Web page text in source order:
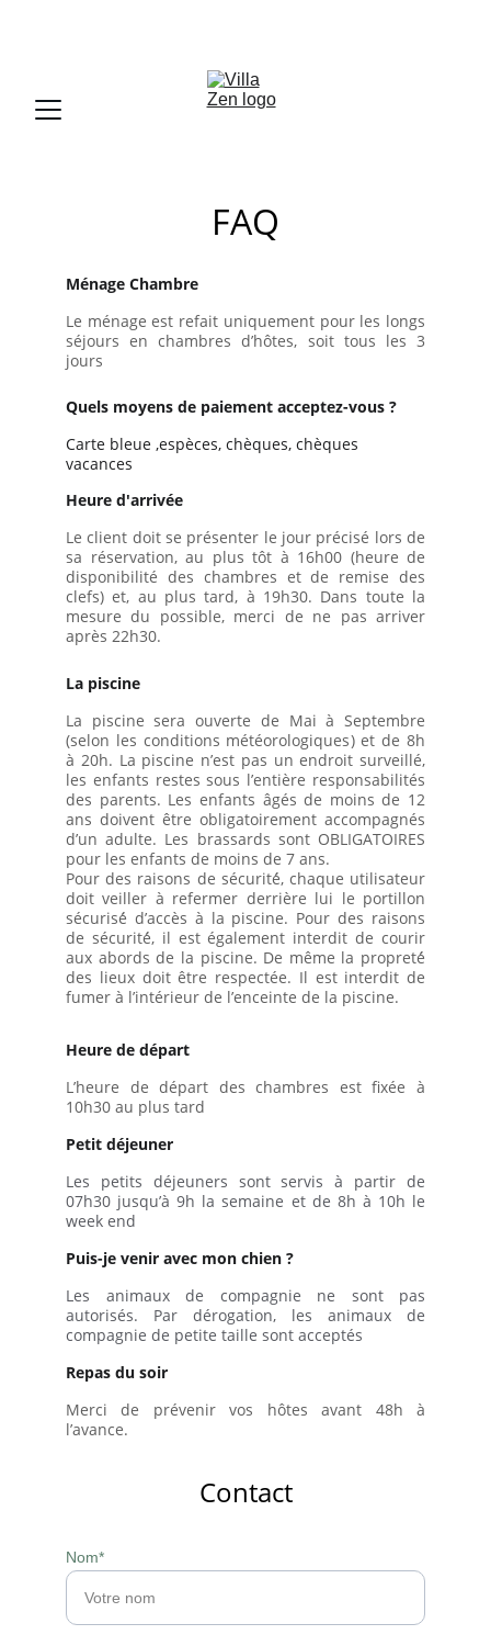
FAQ
Quels moyens de paiement acceptez-vous ?
Carte bleue ,espèces, chèques, chèques
vacances
Ménage Chambre
Le ménage est refait uniquement pour les longs
séjours en chambres d’hôtes, soit tous les 3
jours
Heure d'arrivée
Le client doit se présenter le jour précisé lors de
sa réservation, au plus tôt à 16h00 (heure de
disponibilité des chambres et de remise des
clefs) et, au plus tard, à 19h30. Dans toute la
mesure du possible, merci de ne pas arriver
après 22h30.
Petit déjeuner
Les petits déjeuners sont servis à partir de
07h30 jusqu’à 9h la semaine et de 8h à 10h le
week end
Heure de départ
L’heure de départ des chambres est fixée à
10h30 au plus tard
La piscine
La piscine sera ouverte de Mai à Septembre
(selon les conditions météorologiques) et de 8h
à 20h. La piscine n’est pas un endroit surveillé,
les enfants restes sous l’entière responsabilités
des parents. Les enfants âgés de moins de 12
ans doivent être obligatoirement accompagnés
d’un adulte. Les brassards sont OBLIGATOIRES
pour les enfants de moins de 7 ans.
Pour des raisons de sécurité́, chaque utilisateur
doit veiller à refermer derrière lui le portillon
sécurisé́ d’accès à la piscine. Pour des raisons
de sécurité́, il est également interdit de courir
aux abords de la piscine. De même la propreté́
des lieux doit être respectée. Il est interdit de
fumer à l’intérieur de l’enceinte de la piscine.
Repas du soir
Merci de prévenir vos hôtes avant 48h à
l’avance.
Puis-je venir avec mon chien ?
Les animaux de compagnie ne sont pas
autorisés. Par dérogation, les animaux de
compagnie de petite taille sont acceptés
Contact
Nom*